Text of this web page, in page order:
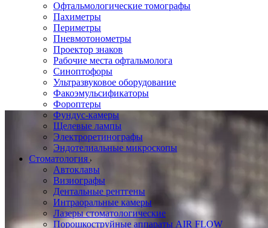
Офтальмологические томографы
Пахиметры
Периметры
Пневмотонометры
Проектор знаков
Рабочие места офтальмолога
Синоптофоры
Ультразвуковое оборудование
Факоэмульсификаторы
Фороптеры
Фундус-камеры
Щелевые лампы
Электроретинографы
Эндотелиальные микроскопы
Стоматология
Автоклавы
Визиографы
Дентальные рентгены
Интраоральные камеры
Лазеры стоматологические
Порошкоструйные аппараты AIR FLOW